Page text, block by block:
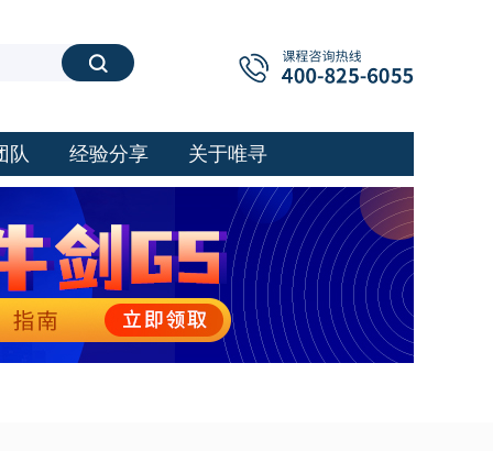
搜索
队 经验分享 关于唯寻